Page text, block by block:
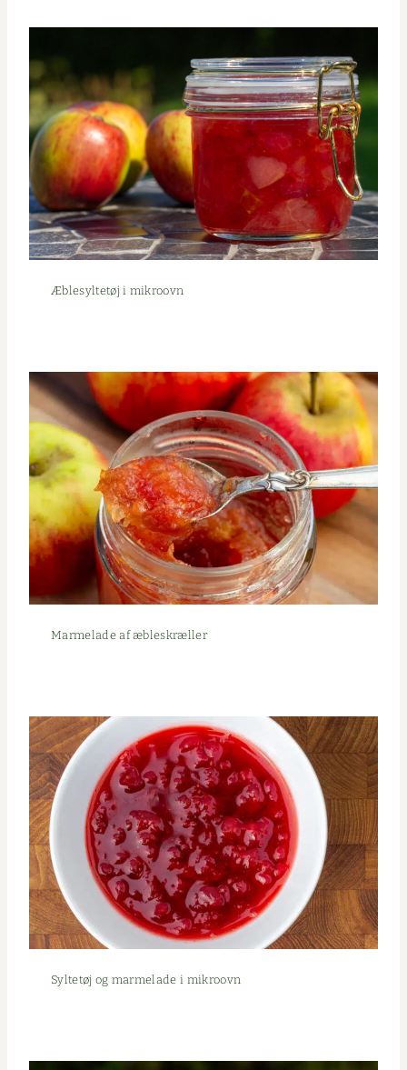
Æble­syl­tetøj i mikroovn
Marme­lade af æbleskræller
Syl­tetøj og marme­lade i mikroovn